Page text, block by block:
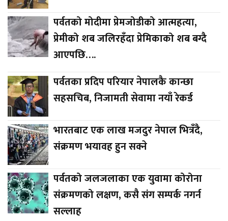
पर्वतको मोदीमा प्रेमजोडीको आत्महत्या,
प्रेमीको शब जलिरहँदा प्रेमिकाको शब बग्दै
आएपछि….
पर्वतका प्रदिप परियार नेपालकै कान्छा
सहसचिब, निजामती सेवामा नयाँ रेकर्ड
भारतबाट एक लाख मजदुर नेपाल भित्रँदै,
संक्रमण भयावह हुन सक्ने
पर्वतको जलजलाका एक युवामा कोरोना
संक्रमणको लक्षण, कसै संग सम्पर्क नगर्न
सल्लाह